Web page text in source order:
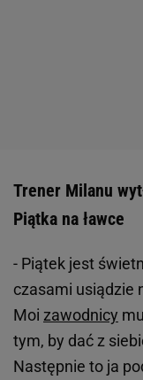
Trener Milanu
Piątka na ławce
- Piątek jest
czasami usiądzie
Moi zawodnicy
tym, by dać z
Następnie to ja